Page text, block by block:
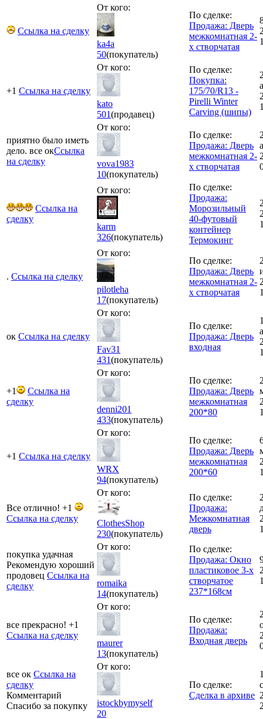
Ссылка на сделку
От кого:
ka4a
50(покупатель)
По сделке:
Продажа: Дверь
межкомнатная 2-
х створчатая
+1 Ссылка на сделку
От кого:
kato
501(продавец)
По сделке:
Покупка:
175/70/R13 -
Pirelli Winter
Carving (шипы)
приятно было иметь
дело. все окСсылка
на сделку
От кого:
vova1983
10(покупатель)
По сделке:
Продажа: Дверь
межкомнатная 2-
х створчатая
Ссылка на
сделку
От кого:
karm
326(покупатель)
По сделке:
Продажа:
Морозильный
40-футовый
контейнер
Термокинг
. Ссылка на сделку
От кого:
pilotleha
17(покупатель)
По сделке:
Продажа: Дверь
межкомнатная 2-
х створчатая
ок Ссылка на сделку
От кого:
Fav31
431(покупатель)
По сделке:
Продажа: Дверь
входная
+1
Ссылка на
сделку
От кого:
denni201
433(покупатель)
По сделке:
Продажа: Дверь
межкомнатная
200*80
+1 Ссылка на сделку
От кого:
WRX
94(покупатель)
По сделке:
Продажа: Дверь
межкомнатная
200*60
Все отлично! +1
Ссылка на сделку
От кого:
ClothesShop
230(покупатель)
По сделке:
Продажа:
Межкомнатная
дверь
покупка удачная
Рекомендую хороший
продовец Ссылка на
сделку
От кого:
romaika
14(покупатель)
По сделке:
Продажа: Окно
пластиковое 3-х
створчатое
237*168см
все прекрасно! +1
Ссылка на сделку
От кого:
maurer
13(покупатель)
По сделке:
Продажа:
Входная дверь
все ок Ссылка на
сделку
Комментарий
Спасибо за покупку
От кого:
istockbymyself
20
По сделке:
Сделка в архиве